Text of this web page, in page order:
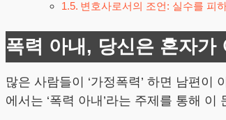
변호사로서의 조언: 실수를 피
폭력 아내, 당신은 혼자가
많은 사람들이 ‘가정폭력’ 하면 남편
에서는 ‘폭력 아내’라는 주제를 통해